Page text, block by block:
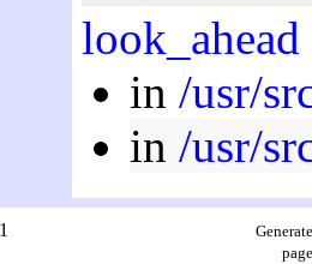
look_ahead
in /usr/
in /usr/